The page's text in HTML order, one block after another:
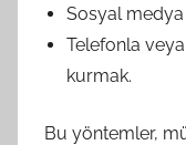
Sosyal
Telefonla
kurmak.
Bu yöntemler,